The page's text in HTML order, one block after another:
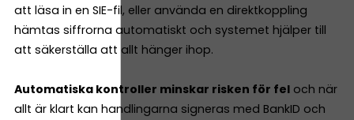
att läsa in en SIE-fil, eller använda en direktkoppling
hämtas siffrorna automatiskt och systemet hjälper till
att säkerställa att allt hänger ihop.
Automatiska kontroller minskar risken för fel och när
allt är klart kan handlingarna signeras med BankID och